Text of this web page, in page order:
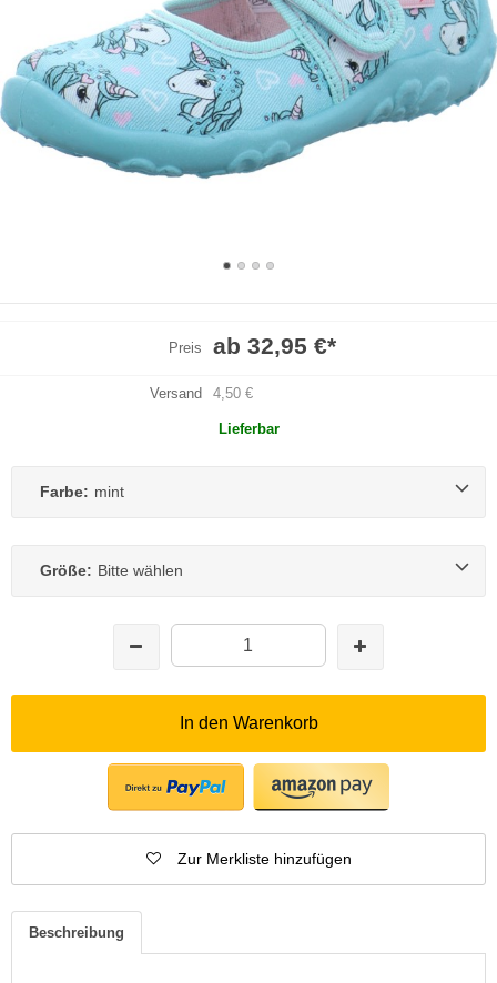
Preis ab 32,95 €*
Versand 4,50 €
Lieferbar
Farbe: mint
Größe: Bitte wählen
In den Warenkorb
Zur Merkliste hinzufügen
Beschreibung